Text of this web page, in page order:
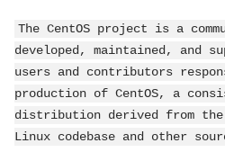
The CentOS project is a
developed, maintained, and
users and contributors
production of CentOS, a
distribution derived from the
Linux codebase and other